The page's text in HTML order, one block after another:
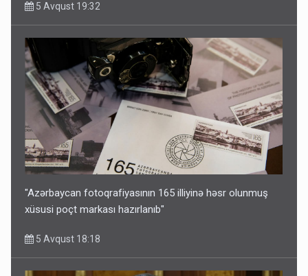
5 Avqust 19:32
"Azərbaycan fotoqrafiyasının 165 illiyinə həsr olunmuş
xüsusi poçt markası hazırlanıb"
5 Avqust 18:18